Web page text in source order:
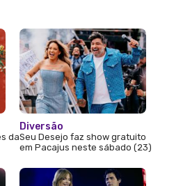
da
Diversão
Seu Desejo faz show gratuito
em Pacajus neste sábado (23)